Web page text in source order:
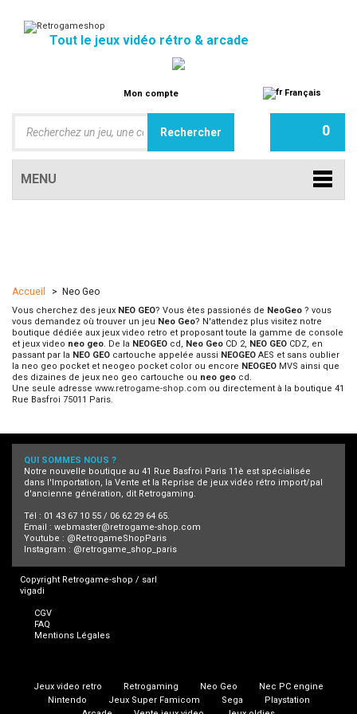
Tout le jeux vidéo rétro & arcade
Mon compte Français
0
MENU
Accueil > Neo Geo
Vous cherchez des jeux NEO GEO? Vous êtes passionés de NeoGeo ? vous
vous demandez où trouver un jeu Neo Geo? N'attendez plus visitez notre
boutique dédiée aux jeux video retro et proposant toute la gamme de console
et jeux video neo geo. De la NEOGEO cd, Neo Geo CD 2, NEO GEO CDZ, en
passant par la NEO GEO cartouche appelée aussi NEOGEO AES et sans oublier
la neo geo pocket et neogeo pocket color ou encore NEOGEO MVS ainsi que
des dizaines de jeux neo geo cartouche ou neo geo cd.
Une seule adresse www.retrogame-shop.com ou directement à la boutique 41
Rue Basfroi 75011 Paris.
QUI SOMMES NOUS ?
Notre nouvelle boutique au 41 Rue Basfroi Paris 11è est spécialisée
dans l'Importation, la Vente et la Reprise de jeux vidéo rétro import/pal
d'ancienne génération, dit Retrogaming.
Tél : 01 43 67 10 55 / 06 62 29 64 65.
Email : webmaster@retrogame-shop.com
Youtube : @RetrogameShopParis
Instagram : @retrogame_shop_paris
Copyright Retrogame-shop / sarl
vigadi
CGV
FAQ
Mentions Légales
Jeux video retro Retrogaming Neo Geo
Nec PC engine
Nintendo
Jeux Super Famicom Sega
Playstation